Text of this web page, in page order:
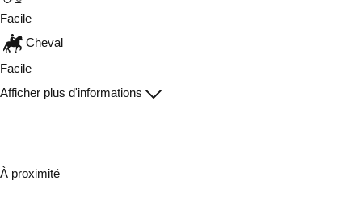
Facile
Cheval
Facile
Afficher plus d'informations
À proximité